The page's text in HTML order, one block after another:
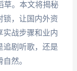
草。本文将揭秘
锁，让国内外资
实战步骤和业内
追剧听歌，还是
然。